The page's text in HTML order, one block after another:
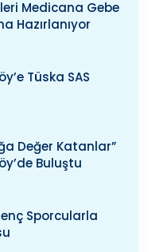
Medicana Gebe
Hazırlanıyor
Tüska SAS
Değer Katanlar”
Buluştu
Sporcularla